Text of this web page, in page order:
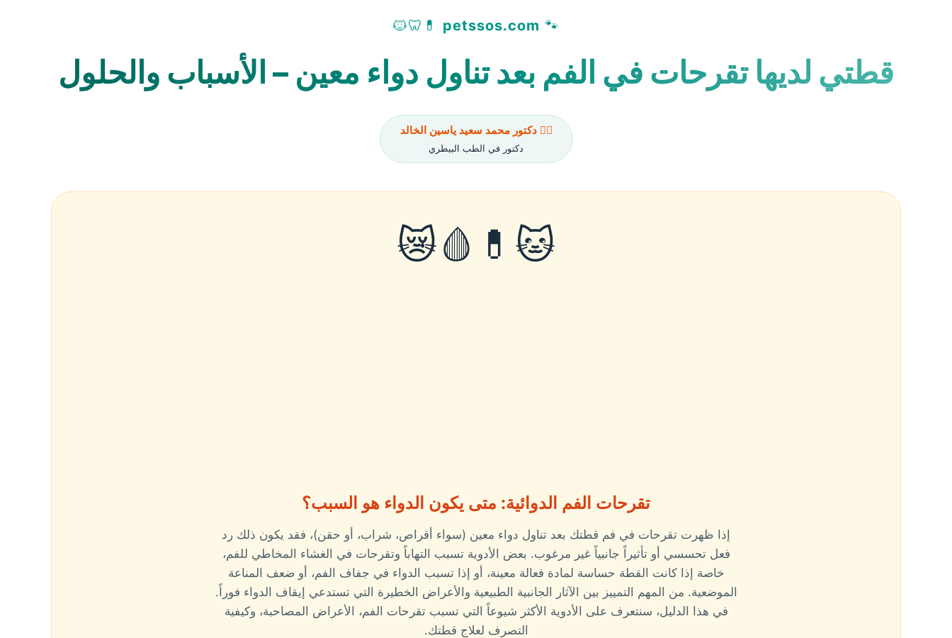
🐾
petssos.com
💊🦷🐱
قطتي لديها تقرحات في الفم بعد تناول دواء معين – الأسباب والحلول
👨‍⚕️ دكتور محمد سعيد ياسين الخالد
دكتور في الطب البيطري
🐱💊🩸😿
تقرحات الفم الدوائية: متى يكون الدواء هو السبب؟
إذا ظهرت تقرحات في فم قطتك بعد تناول دواء معين (سواء أقراص، شراب، أو حقن)، فقد يكون ذلك رد
فعل تحسسي أو تأثيراً جانبياً غير مرغوب. بعض الأدوية تسبب التهاباً وتقرحات في الغشاء المخاطي للفم،
خاصة إذا كانت القطة حساسة لمادة فعالة معينة، أو إذا تسبب الدواء في جفاف الفم، أو ضعف المناعة
الموضعية. من المهم التمييز بين الآثار الجانبية الطبيعية والأعراض الخطيرة التي تستدعي إيقاف الدواء فوراً.
في هذا الدليل، سنتعرف على الأدوية الأكثر شيوعاً التي تسبب تقرحات الفم، الأعراض المصاحبة، وكيفية
التصرف لعلاج قطتك.